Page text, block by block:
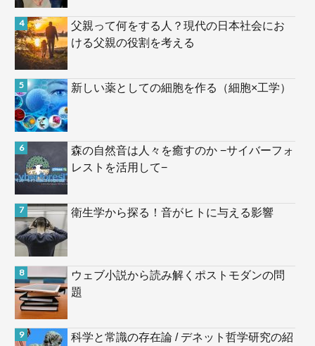
父親って何をする人？現代の日本社会にお
ける父親の役割を考える
新しい薬としての細胞を作る（細胞×工学）
森の自然音は人々を癒すのか −サイバーフォ
レストを活用して−
衛生学から探る！音がヒトに与える影響
ウェブ小説から読み解くポストモダンの問
題
科学と常識の存在論 / デネット哲学研究の紹